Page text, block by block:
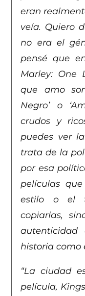
eran
veía. Quiero
no era el
pensé que
Marley: One
que amo
Negro’ o
crudos y
puedes ver
trata de la
por esa
películas
estilo o el
copiarlas,
historia como
“La ciudad
película,